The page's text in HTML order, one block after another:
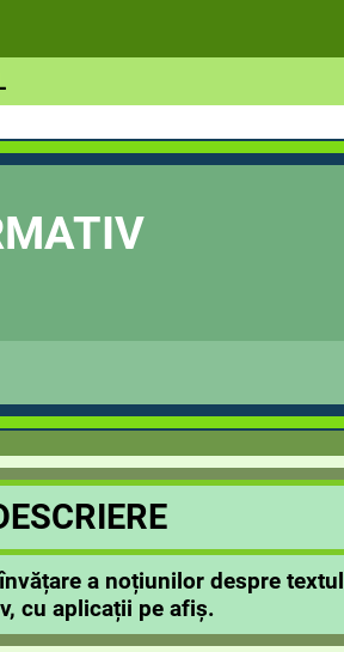
a noțiunilor despre textul
cu aplicații pe afiș.